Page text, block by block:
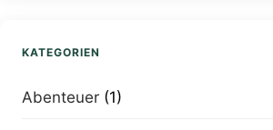
KATEGORIEN
Abenteuer (1)